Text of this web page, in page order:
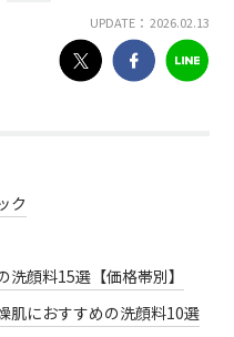
UPDATE： 2026.02.13
ク
顔料15選【価格帯別】
肌におすすめの洗顔料10選